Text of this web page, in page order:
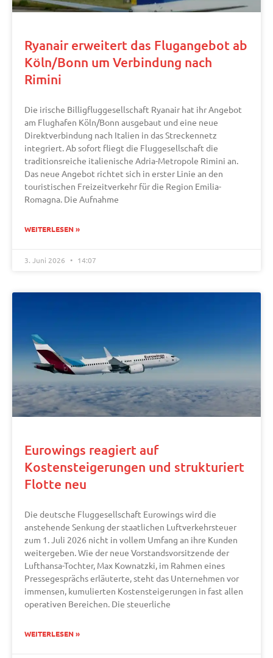
Ryanair erweitert das Flugangebot ab
Köln/Bonn um Verbindung nach
Rimini
Die irische Billigfluggesellschaft Ryanair hat ihr Angebot
am Flughafen Köln/Bonn ausgebaut und eine neue
Direktverbindung nach Italien in das Streckennetz
integriert. Ab sofort fliegt die Fluggesellschaft die
traditionsreiche italienische Adria-Metropole Rimini an.
Das neue Angebot richtet sich in erster Linie an den
touristischen Freizeitverkehr für die Region Emilia-
Romagna. Die Aufnahme
WEITERLESEN »
3. Juni 2026 14:07
Eurowings reagiert auf
Kostensteigerungen und strukturiert
Flotte neu
Die deutsche Fluggesellschaft Eurowings wird die
anstehende Senkung der staatlichen Luftverkehrsteuer
zum 1. Juli 2026 nicht in vollem Umfang an ihre Kunden
weitergeben. Wie der neue Vorstandsvorsitzende der
Lufthansa-Tochter, Max Kownatzki, im Rahmen eines
Pressegesprächs erläuterte, steht das Unternehmen vor
immensen, kumulierten Kostensteigerungen in fast allen
operativen Bereichen. Die steuerliche
WEITERLESEN »